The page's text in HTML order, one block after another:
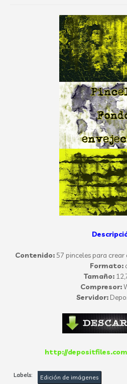
Contenido: 57 pinceles para crear
Formato:
Tamaño:
Compresor:
Servidor:
http://
Labels: Edición de imágenes